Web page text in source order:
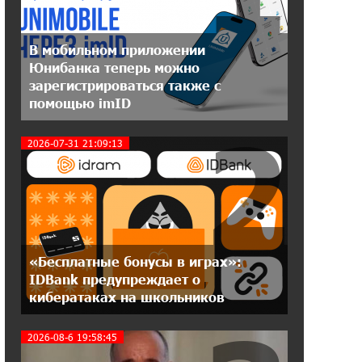
20:31:19 14-07-2026
Юнибанк разыграет поездку в
Италию среди новых держателей
карт Mastercard World «Travel»
Москва–Баку: есть разногласия, но
связи сохраняются. А мы что
делаем?
18:04:39 13-07-2026
День благодарности клиентам в
Ванадзоре: IDBank
17:07:36 11-07-2026
уничтожить Армению․ Аршак
В мобильном приложении
Юнибанка теперь можно
зарегистрироваться также с
помощью imID
2026-07-31 21:09:13
«Бесплатные бонусы в играх»:
IDBank предупреждает о
кибератаках на школьников
2
2026-08-6 19:58:45